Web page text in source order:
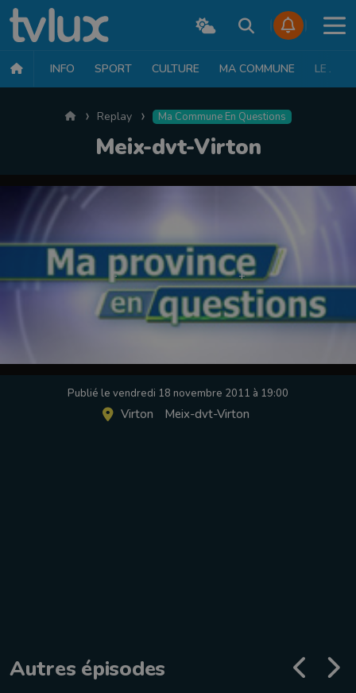
INFO SPORT CULTURE MA COMMUNE LE JT
AccueilReplay Ma Commune En Questions
Meix-dvt-Virton
Publié le vendredi 18 novembre 2011 à 19:00
Virton Meix-dvt-Virton
Autres épisodes